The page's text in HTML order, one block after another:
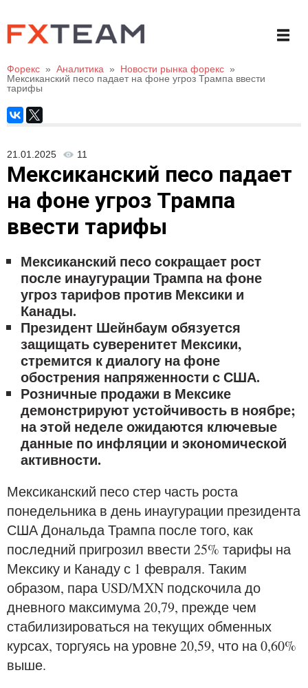
Форекс » Аналитика » Новости рынка форекс »
Мексиканский песо падает на фоне угроз Трампа ввести
тарифы
21.01.2025 11
Мексиканский песо падает
на фоне угроз Трампа
ввести тарифы
Мексиканский песо сокращает рост
после инаугурации Трампа на фоне
угроз тарифов против Мексики и
Канады.
Президент Шейнбаум обязуется
защищать суверенитет Мексики,
стремится к диалогу на фоне
обострения напряженности с США.
Розничные продажи в Мексике
демонстрируют устойчивость в ноябре;
на этой неделе ожидаются ключевые
данные по инфляции и экономической
активности.
Мексиканский песо стер часть роста
понедельника в день инаугурации президента
США Дональда Трампа после того, как
последний пригрозил ввести 25% тарифы на
Мексику и Канаду с 1 февраля. Таким
образом, пара USD/MXN подскочила до
дневного максимума 20,79, прежде чем
стабилизироваться на текущих обменных
курсах, торгуясь на уровне 20,59, что на 0,60%
выше.